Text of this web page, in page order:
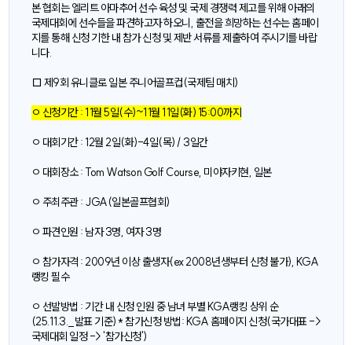
본 협회는 엘리트 아마추어 선수 육성 및 국제 경쟁력 제고를 위해 아래의
국제대회에 선수들을 파견하고자 하오니, 출전을 희망하는 선수는 홈페이
지를 통해 신청 기한 내 참가 신청 및 제반 서류를 제출하여 주시기를 바랍
니다.
□ 제9회 유니클로 일본 주니어골프컵(국제팀 매치)
ㅇ 신청기간 : 11월 5일(수)~11월 11일(화) 15:00까지
ㅇ 대회기간 : 12월 2일(화)-4일(목) / 3일간
ㅇ 대회장소 : Tom Watson Golf Course, 미야자키현, 일본
ㅇ 주최주관 : JGA(일본골프협회)
ㅇ 파견인원 : 남자 3명, 여자 3명
ㅇ 참가자격 : 2009년 이상 출생자(ex 2008년생부터 신청 불가), KGA
랭킹 필수
ㅇ 선발방법 : 기간 내 신청 인원 중 남녀 부별 KGA랭킹 상위 순
(25.11.3._발표 기준) * 참가신청 방법: KGA 홈페이지 신청(국가대표 ->
국제대회 일정 -> '참가신청')